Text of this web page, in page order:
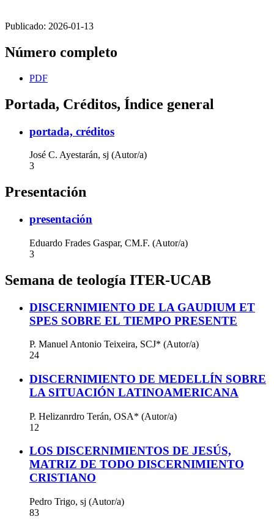
Publicado: 2026-01-13
Número completo
PDF
Portada, Créditos, Índice general
portada, créditos
José C. Ayestarán, sj (Autor/a)
3
Presentación
presentación
Eduardo Frades Gaspar, CM.F. (Autor/a)
3
Semana de teología ITER-UCAB
DISCERNIMIENTO DE LA GAUDIUM ET
SPES SOBRE EL TIEMPO PRESENTE
P. Manuel Antonio Teixeira, SCJ* (Autor/a)
24
DISCERNIMIENTO DE MEDELLÍN SOBRE
LA SITUACIÓN LATINOAMERICANA
P. Helizanrdro Terán, OSA* (Autor/a)
12
LOS DISCERNIMIENTOS DE JESÚS,
MATRIZ DE TODO DISCERNIMIENTO
CRISTIANO
Pedro Trigo, sj (Autor/a)
83